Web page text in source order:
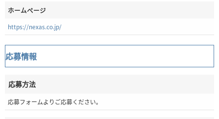
ホームページ
https://nexas.co.jp/
応募情報
応募方法
応募フォームよりご応募ください。